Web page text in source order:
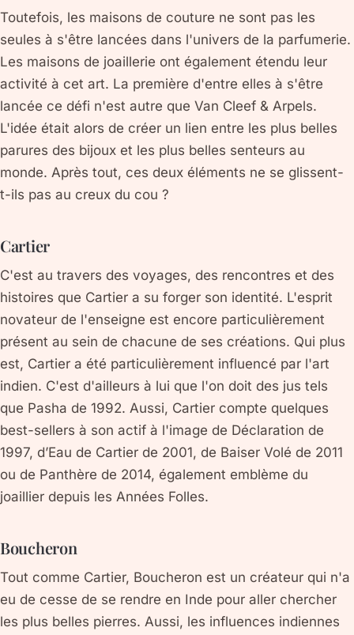
Toutefois, les maisons de couture ne sont pas les
seules à s'être lancées dans l'univers de la parfumerie.
Les maisons de joaillerie ont également étendu leur
activité à cet art. La première d'entre elles à s'être
lancée ce défi n'est autre que Van Cleef & Arpels.
L'idée était alors de créer un lien entre les plus belles
parures des bijoux et les plus belles senteurs au
monde. Après tout, ces deux éléments ne se glissent-
t-ils pas au creux du cou ?
Cartier
C'est au travers des voyages, des rencontres et des
histoires que Cartier a su forger son identité. L'esprit
novateur de l'enseigne est encore particulièrement
présent au sein de chacune de ses créations. Qui plus
est, Cartier a été particulièrement influencé par l'art
indien. C'est d'ailleurs à lui que l'on doit des jus tels
que Pasha de 1992. Aussi, Cartier compte quelques
best-sellers à son actif à l'image de Déclaration de
1997, d’Eau de Cartier de 2001, de Baiser Volé de 2011
ou de Panthère de 2014, également emblème du
joaillier depuis les Années Folles.
Boucheron
Tout comme Cartier, Boucheron est un créateur qui n'a
eu de cesse de se rendre en Inde pour aller chercher
les plus belles pierres. Aussi, les influences indiennes